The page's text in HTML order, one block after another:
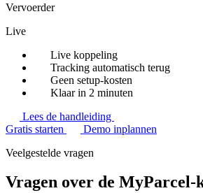
Vervoerder
Live
Live koppeling
Tracking automatisch terug
Geen setup-kosten
Klaar in 2 minuten
Lees de handleiding
Gratis starten
Demo inplannen
Veelgestelde vragen
Vragen over de MyParcel-